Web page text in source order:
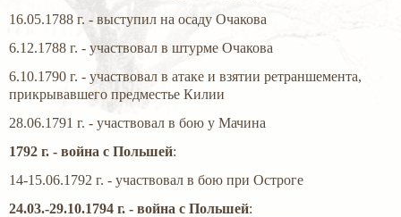
16.05.1788 г. - выступил на осаду Очакова
6.12.1788 г. - участвовал в штурме Очакова
6.10.1790 г. - участвовал в атаке и взятии ретраншемента,
прикрывавшего предместье Килии
28.06.1791 г. - участвовал в бою у Мачина
1792 г. - война с Польшей:
14-15.06.1792 г. - участвовал в бою при Остроге
24.03.-29.10.1794 г. - война с Польшей: